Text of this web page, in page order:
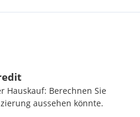
Hauskauf: Berechnen Sie
aussehen könnte.